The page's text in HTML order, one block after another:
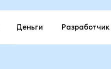
Деньги Разработчик